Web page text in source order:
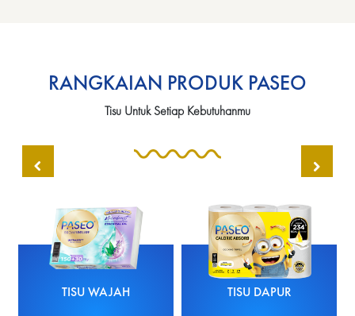
RANGKAIAN PRODUK PASEO
Tisu Untuk Setiap Kebutuhanmu
TISU WAJAH TISU DAPUR